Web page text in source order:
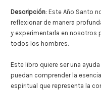
Descripción: Este Año Santo
reflexionar de manera
y experimentarla en nosotros
todos los hombres.
Este libro quiere ser una
puedan comprender la
espiritual que representa la